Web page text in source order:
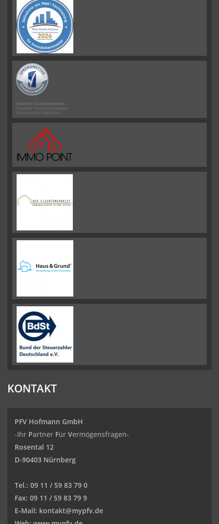
KONTAKT
PFV Hofmann GmbH
-Ihr Partner Für Vermögensfragen-
Rosental 12
D-90403 Nürnberg
Tel.: 09 11 / 59 83 79 0
Fax: 09 11 / 59 83 79 9
E-Mail: kontakt@mypfv.de